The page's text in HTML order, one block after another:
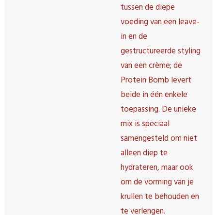
tussen de diepe
voeding van een leave-
in en de
gestructureerde styling
van een crème; de
Protein Bomb levert
beide in één enkele
toepassing. De unieke
mix is ​​speciaal
samengesteld om niet
alleen diep te
hydrateren, maar ook
om de vorming van je
krullen te behouden en
te verlengen.